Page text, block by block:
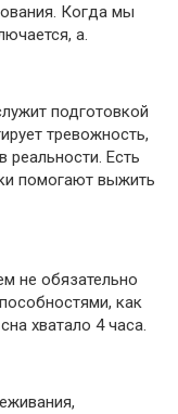
Когда мы
а.
подготовкой
тревожность,
реальности. Есть
помогают выжить
не обязательно
как
хватало 4 часа.